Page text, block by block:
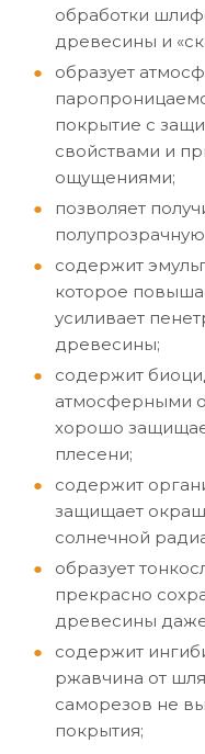
обработки
древесины и
образует
покрытие с
свойствами и
ощущениями;
позволяет
содержит
которое
усиливает
древесины;
содержит
атмосферными
хорошо
плесени;
содержит
защищает
солнечной
образует
прекрасно
древесины
содержит
ржавчина от
саморезов не
покрытия;